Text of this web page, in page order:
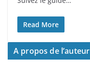
Read More
A propos de l’auteur